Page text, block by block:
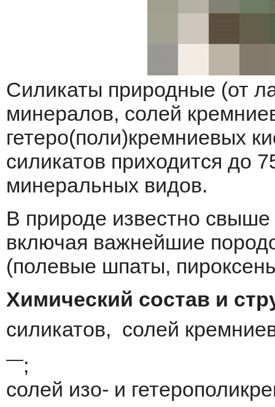
Силикаты природные (от
минералов, солей
гетеро(поли)кремниевых
силикатов приходится до
минеральных видов.
B природе известно
включая важнейшие
(полевые шпаты,
Xимический состав и
силикатов, солей
—;
солей изо- и